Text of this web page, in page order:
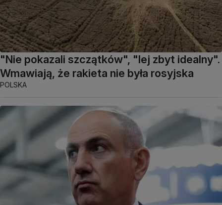
"Nie pokazali szczątków", "lej zbyt idealny".
Wmawiają, że rakieta nie była rosyjska
POLSKA